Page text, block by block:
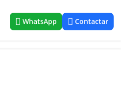
WhatsApp Contactar